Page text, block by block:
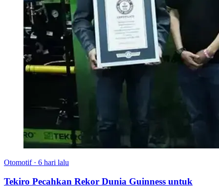
Otomotif · 6 hari lalu
Tekiro Pecahkan Rekor Dunia Guinness untuk